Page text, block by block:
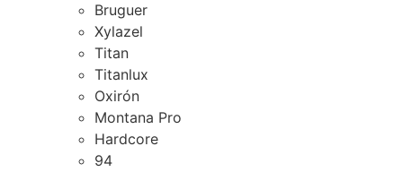
Bruguer
Xylazel
Titan
Titanlux
Oxirón
Montana Pro
Hardcore
94